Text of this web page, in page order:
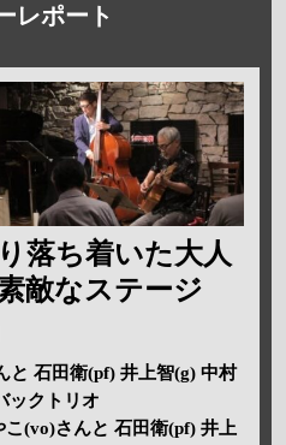
レポート
落ち着いた大人
敵なステージ
と 石田衛(pf) 井上智(g) 中村
ックトリオ
(vo)さんと 石田衛(pf) 井上